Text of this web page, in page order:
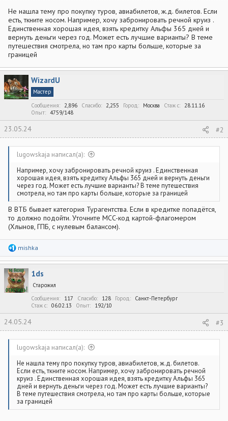
Не нашла тему про покупку туров, авиабилетов, ж.д. билетов. Если
есть, ткните носом. Например, хочу забронировать речной круиз .
Единственная хорошая идея, взять кредитку Альфы 365 дней и
вернуть деньги через год. Может есть лучшие варианты? В теме
путешествия смотрела, но там про карты больше, которые за
границей
WizardU
Мастер
Сообщения
2,896 Спасибо 2,255 Город Москва Стаж c
28.11.16
Опыт
4759/148
23.05.24 #2
lugowskaja написал(а):
Например, хочу забронировать речной круиз . Единственная
хорошая идея, взять кредитку Альфы 365 дней и вернуть деньги
через год. Может есть лучшие варианты? В теме путешествия
смотрела, но там про карты больше, которые за границей
В ВТБ бывает категория Турагентства. Если в кредитке попадётся,
то должно подойти. Уточните MCC-код картой-флагомером
(Хлынов, ГПБ, с нулевым балансом).
Р
а
к
ц
и
и
mishka
1ds
Старожил
Сообщения
117 Спасибо 128 Город
Санкт-Петербург
Стаж c
06.02.13 Опыт 192/10
24.05.24 #3
lugowskaja написал(а):
Не нашла тему про покупку туров, авиабилетов, ж.д. билетов.
Если есть, ткните носом. Например, хочу забронировать речной
круиз . Единственная хорошая идея, взять кредитку Альфы 365
дней и вернуть деньги через год. Может есть лучшие варианты?
В теме путешествия смотрела, но там про карты больше, которые
за границей